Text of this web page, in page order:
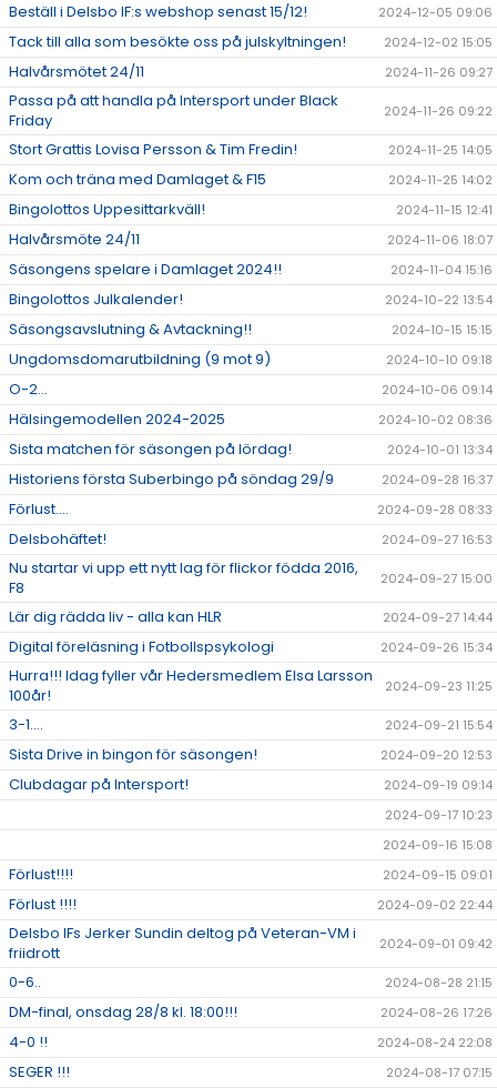
Beställ i Delsbo IF:s webshop senast 15/12! 2024-12-05 09:06
Tack till alla som besökte oss på julskyltningen! 2024-12-02 15:05
Halvårsmötet 24/11 2024-11-26 09:27
Passa på att handla på Intersport under Black
Friday
2024-11-26 09:22
Stort Grattis Lovisa Persson & Tim Fredin! 2024-11-25 14:05
Kom och träna med Damlaget & F15 2024-11-25 14:02
Bingolottos Uppesittarkväll! 2024-11-15 12:41
Halvårsmöte 24/11 2024-11-06 18:07
Säsongens spelare i Damlaget 2024!! 2024-11-04 15:16
Bingolottos Julkalender! 2024-10-22 13:54
Säsongsavslutning & Avtackning!! 2024-10-15 15:15
Ungdomsdomarutbildning (9 mot 9) 2024-10-10 09:18
O-2... 2024-10-06 09:14
Hälsingemodellen 2024-2025 2024-10-02 08:36
Sista matchen för säsongen på lördag! 2024-10-01 13:34
Historiens första Suberbingo på söndag 29/9 2024-09-28 16:37
Förlust.... 2024-09-28 08:33
Delsbohäftet! 2024-09-27 16:53
Nu startar vi upp ett nytt lag för flickor födda 2016,
F8
2024-09-27 15:00
Lär dig rädda liv - alla kan HLR 2024-09-27 14:44
Digital föreläsning i Fotbollspsykologi 2024-09-26 15:34
Hurra!!! Idag fyller vår Hedersmedlem Elsa Larsson
100år!
2024-09-23 11:25
3-1.... 2024-09-21 15:54
Sista Drive in bingon för säsongen! 2024-09-20 12:53
Clubdagar på Intersport!
2024-09-19 09:14
2024-09-17 10:23
2024-09-16 15:08
Förlust!!!! 2024-09-15 09:01
Förlust !!!! 2024-09-02 22:44
Delsbo IFs Jerker Sundin deltog på Veteran-VM i
friidrott
2024-09-01 09:42
0-6.. 2024-08-28 21:15
DM-final, onsdag 28/8 kl. 18:00!!! 2024-08-26 17:26
4-0 !! 2024-08-24 22:08
SEGER !!! 2024-08-17 07:15